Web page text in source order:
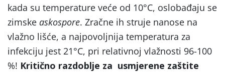
kada su temperature veće od 10°C, oslobađaju se
zimske askospore. Zračne ih struje nanose na
vlažno lišće, a najpovoljnija temperatura za
infekciju jest 21°C, pri relativnoj vlažnosti 96-100
%! Kritično razdoblje za usmjerene zaštite